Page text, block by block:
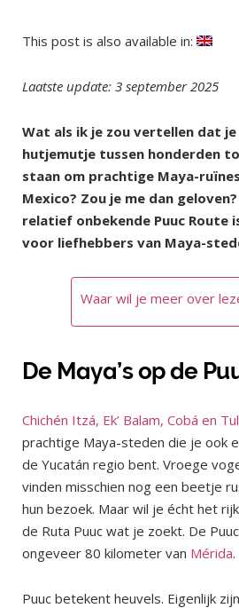
This post is also available in:
Laatste update: 3 september 2025
Wat als ik je zou vertellen dat
hutjemutje tussen honderden
staan om prachtige Maya-
Mexico? Zou je me dan geloven?
relatief onbekende Puuc Route
voor liefhebbers van Maya-
Waar wil je meer over
De Maya’s op de
Chichén Itzá, Ek’ Balam, Cobá en
prachtige Maya-steden die je ook
de Yucatán regio bent. Vroege
vinden misschien nog een beetje
hun bezoek. Maar wil je écht het
de Ruta Puuc wat je zoekt. De
ongeveer 80 kilometer van Mérida.
Puuc betekent heuvels. Eigenlijk